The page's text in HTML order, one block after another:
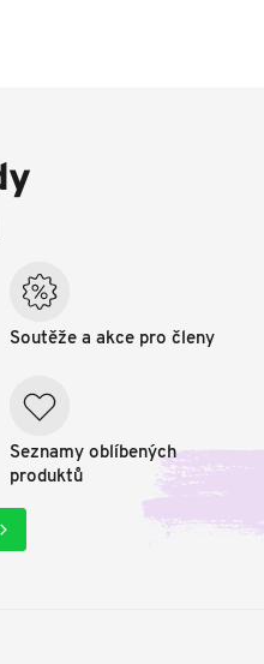
Soutěže a akce pro členy
Seznamy oblíbených
produktů